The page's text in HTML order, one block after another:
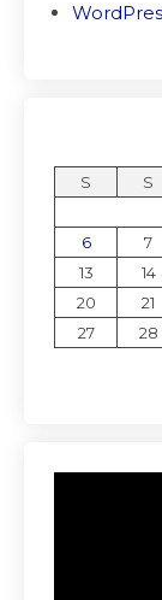
S S
6
7
13
14
20
21
27
28